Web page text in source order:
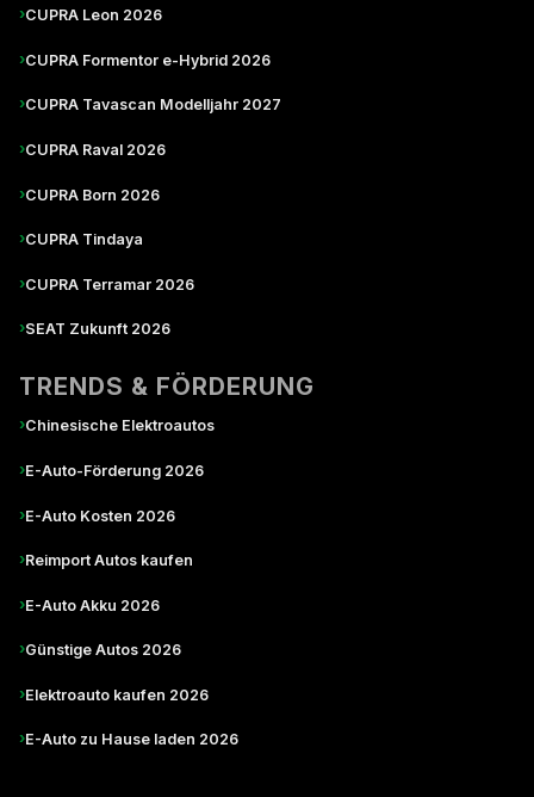
›CUPRA Leon 2026
›CUPRA Formentor e-Hybrid 2026
›CUPRA Tavascan Modelljahr 2027
›CUPRA Raval 2026
›CUPRA Born 2026
›CUPRA Tindaya
›CUPRA Terramar 2026
›SEAT Zukunft 2026
TRENDS & FÖRDERUNG
›Chinesische Elektroautos
›E-Auto-Förderung 2026
›E-Auto Kosten 2026
›Reimport Autos kaufen
›E-Auto Akku 2026
›Günstige Autos 2026
›Elektroauto kaufen 2026
›E-Auto zu Hause laden 2026